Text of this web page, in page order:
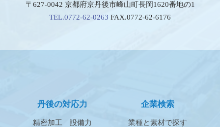
〒627-0042 京都府京丹後市峰山町長岡1620番地の1
TEL.0772-62-0263 FAX.0772-62-6176
丹後の対応力
精密加工 設備力
企業検索
業種と素材で探す